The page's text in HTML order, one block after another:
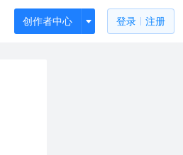
创作者中心 登录 注册